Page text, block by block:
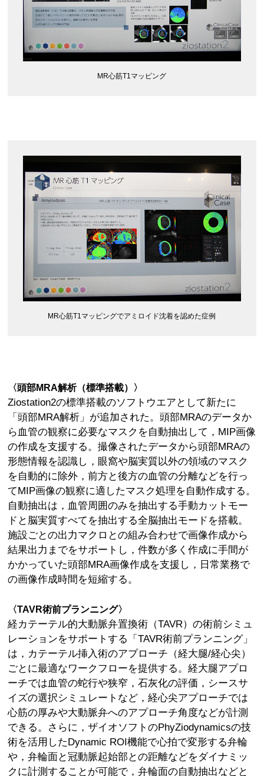
MR心筋T1マッピング
MR心筋T1マッピングでアミロイド沈着を認めた症例
〈頭部MRA解析（標準搭載）〉
Ziostation2の標準搭載のソフトウエアとして新たに
「頭部MRA解析」が追加された。頭部MRAのデータか
ら血管の観察に必要なマスクを自動抽出して，MIP画像
の作成を支援する。撮像されたデータから頭部MRAの
形態情報を認識し，眼窩や脳実質以外の領域のマスク
を自動的に除外，前方と後方の血管の分離などを行っ
てMIP画像の観察に適したマスク処理を自動作成する。
自動抽出は，血管周囲のみを抽出する手動カットモー
ドと脳実質すべてを抽出する全脳抽出モードを搭載。
施設ごとの出力マクロとの組み合わせで画像作成から
結果出力までをサポートし，件数が多く作成に手間が
かかっていた頭部MRA画像作成を支援し，日常業務で
の画像作成時間を短縮する。
〈TAVR術前プランニング〉
経カテーテル的大動脈弁置換術（TAVR）の術前シミュ
レーションをサポートする「TAVR術前プランニング」
は，カテーテル挿入術のアプローチ（経大腿/経心尖）
ごとに最適なワークフローを提供する。経大腿アプロ
ーチでは血管の蛇行や狭窄，石灰化の評価，シースサ
イズの選択シミュレートなど，経心尖アプローチでは
心筋の厚みや大動脈弁へのアプローチ角度などが計測
できる。さらに，ザイオソフトのPhyZiodynamicsの技
術を活用したDynamic ROI機能で心拍で変形する弁輪
や，弁輪面と冠動脈起始部との距離などをダイナミッ
クに計測することが可能で，弁輪面の自動抽出などと